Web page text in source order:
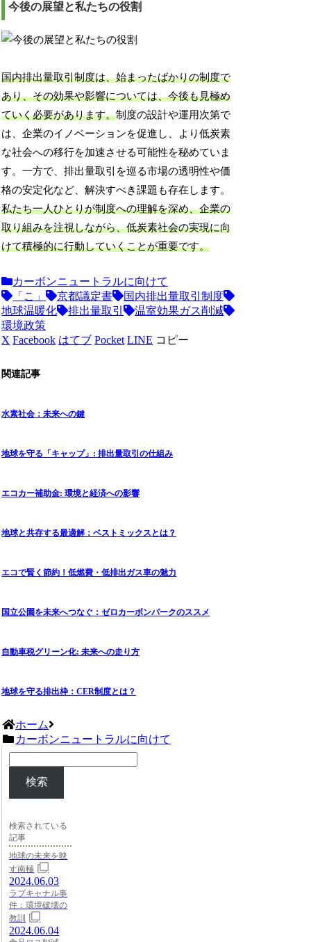
今後の展望と私たちの役割
国内排出量取引制度は、始まったばかりの制度で
あり、その効果や影響については、今後も見極め
ていく必要があります。制度の設計や運用次第で
は、企業のイノベーションを促進し、より低炭素
な社会への移行を加速させる可能性を秘めていま
す。一方で、排出量取引を巡る市場の透明性や価
格の安定化など、解決すべき課題も存在します。
私たち一人ひとりが制度への理解を深め、企業の
取り組みを注視しながら、低炭素社会の実現に向
けて積極的に行動していくことが重要です。
カーボンニュートラルに向けて
「こ」
京都議定書
国内排出量取引制度
地球温暖化
排出量取引
温室効果ガス削減
環境政策
X Facebook はてブ Pocket LINE コピー
関連記事
水素社会：未来への鍵
地球を守る「キャップ」: 排出量取引の仕組み
エコカー補助金: 環境と経済への影響
地球と共存する最適解：ベストミックスとは？
エコで賢く節約！低燃費・低排出ガス車の魅力
国立公園を未来へつなぐ：ゼロカーボンパークのススメ
自動車税グリーン化: 未来への走り方
地球を守る排出枠：CER制度とは？
ホーム
カーボンニュートラルに向けて
検索
検索されている
記事
地球の未来を映
す南極
2024.06.03
ラブキャナル事
件：環境破壊の
教訓
2024.06.04